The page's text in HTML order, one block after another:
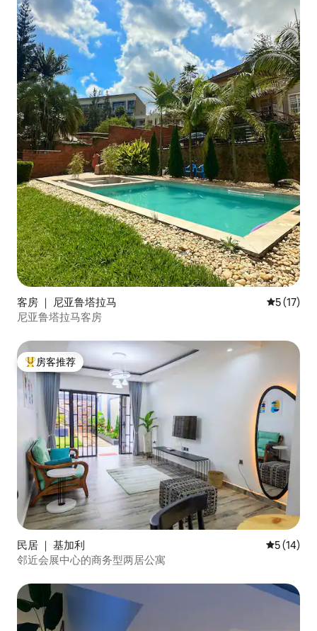
客房 ｜ 尼亚鲁塔拉马 平均评分
5 (17)
尼亚鲁塔拉马客房
热门「房客推荐」
房客推荐
民居 ｜ 基加利 平均评分
5 (14)
邻近会展中心的商务型两居公寓